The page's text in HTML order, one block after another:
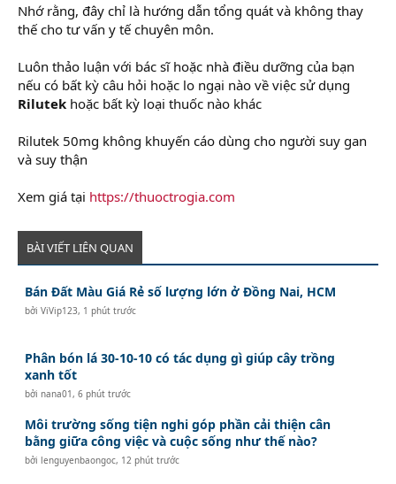
Nhớ rằng, đây chỉ là hướng dẫn tổng quát và không thay
thế cho tư vấn y tế chuyên môn.
Luôn thảo luận với bác sĩ hoặc nhà điều dưỡng của bạn
nếu có bất kỳ câu hỏi hoặc lo ngại nào về việc sử dụng
Rilutek hoặc bất kỳ loại thuốc nào khác
Rilutek 50mg không khuyến cáo dùng cho người suy gan
và suy thận
Xem giá tại https://thuoctrogia.com
BÀI VIẾT LIÊN QUAN
Bán Đất Màu Giá Rẻ số lượng lớn ở Đồng Nai, HCM
bởiViVip123, 1 phút trước
Phân bón lá 30-10-10 có tác dụng gì giúp cây trồng
xanh tốt
bởinana01 ,6 phút trước
Môi trường sống tiện nghi góp phần cải thiện cân
bằng giữa công việc và cuộc sống như thế nào?
bởilenguyenbaongoc, 12 phút trước